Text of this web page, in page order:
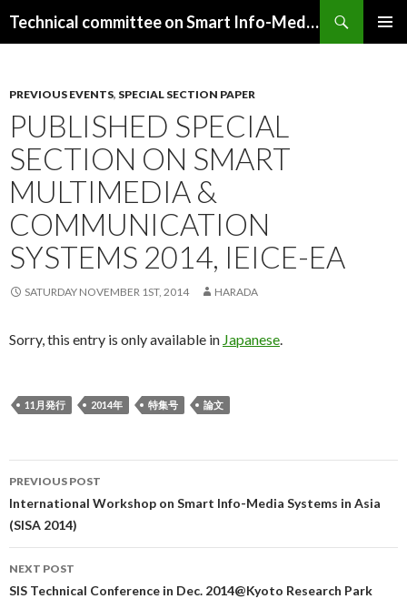
Technical committee on Smart Info-Media Systems (SIS), IEICE
PREVIOUS EVENTS, SPECIAL SECTION PAPER
PUBLISHED SPECIAL
SECTION ON SMART
MULTIMEDIA &
COMMUNICATION
SYSTEMS 2014, IEICE-EA
SATURDAY NOVEMBER 1ST, 2014 HARADA
Sorry, this entry is only available in Japanese.
11月発行 2014年 特集号 論文
Post
navigation
PREVIOUS POST
International Workshop on Smart Info-Media Systems in Asia
(SISA 2014)
NEXT POST
SIS Technical Conference in Dec. 2014@Kyoto Research Park